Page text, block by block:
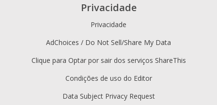
Privacidade
Privacidade
AdChoices / Do Not Sell/Share My Data
Clique para Optar por sair dos serviços ShareThis
Condições de uso do Editor
Data Subject Privacy Request